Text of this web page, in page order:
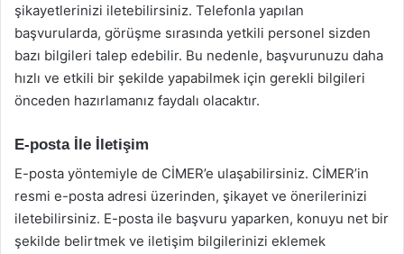
şikayetlerinizi iletebilirsiniz. Telefonla yapılan
başvurularda, görüşme sırasında yetkili personel sizden
bazı bilgileri talep edebilir. Bu nedenle, başvurunuzu daha
hızlı ve etkili bir şekilde yapabilmek için gerekli bilgileri
önceden hazırlamanız faydalı olacaktır.
E-posta İle İletişim
E-posta yöntemiyle de CİMER’e ulaşabilirsiniz. CİMER’in
resmi e-posta adresi üzerinden, şikayet ve önerilerinizi
iletebilirsiniz. E-posta ile başvuru yaparken, konuyu net bir
şekilde belirtmek ve iletişim bilgilerinizi eklemek